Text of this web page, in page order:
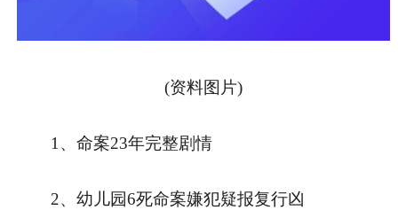
(资料图片)
1、命案23年完整剧情
2、幼儿园6死命案嫌犯疑报复行凶